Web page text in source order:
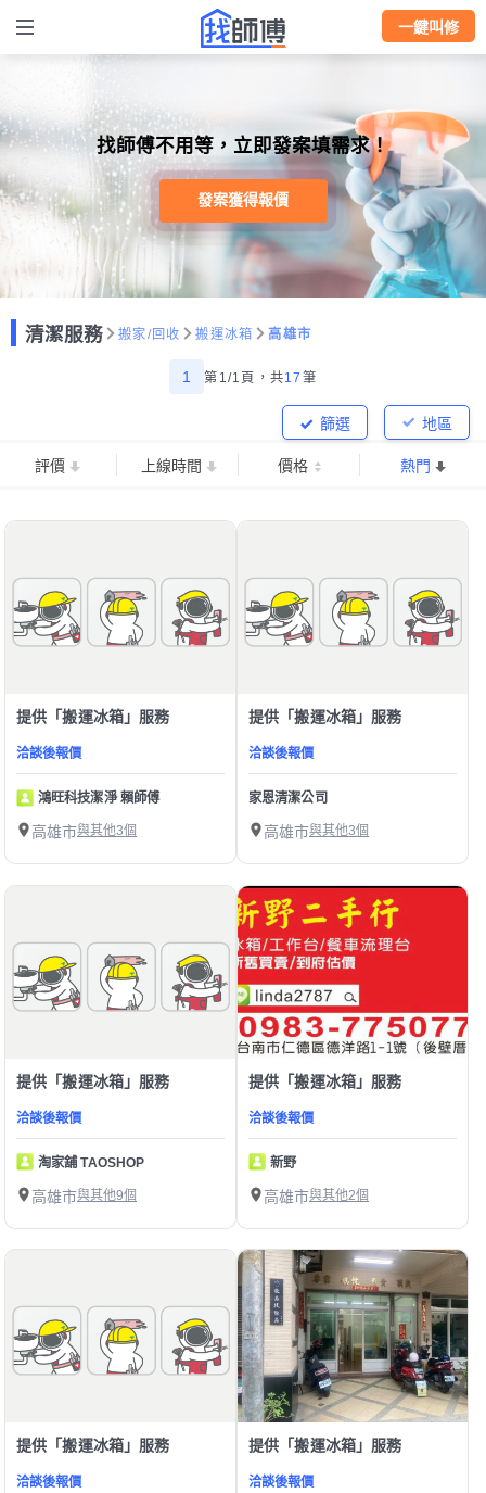
一鍵叫修
找師傅不用等，立即發案填需求！
發案獲得報價
清潔服務 搬家/回收 搬運冰箱 高雄市
1 第1/1頁， 共17 筆
地區
篩選
評價 上線時間 價格 熱門
提供「搬運冰箱」服務
洽談後報價
鴻旺科技潔淨 賴師傅
高雄市與其他3個
提供「搬運冰箱」服務
洽談後報價
家恩清潔公司
高雄市與其他3個
提供「搬運冰箱」服務
洽談後報價
淘家舖 TAOSHOP
高雄市與其他9個
提供「搬運冰箱」服務
洽談後報價
新野
高雄市與其他2個
提供「搬運冰箱」服務
洽談後報價
提供「搬運冰箱」服務
洽談後報價